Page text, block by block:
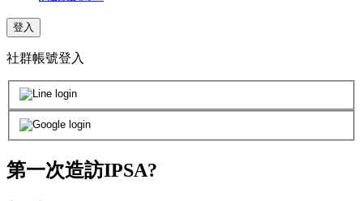
登入
社群帳號登入
第一次造訪IPSA?